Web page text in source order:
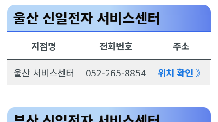
울산 신일전자 서비스센터
지점명 전화번호 주소
울산 서비스센터 052-265-8854 위치 확인 》